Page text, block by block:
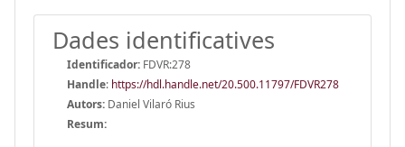
Dades identificatives
Identificador: FDVR:278
Handle: https://hdl.handle.net/20.500.11797/FDVR278
Autors: Daniel Vilaró Rius
Resum: